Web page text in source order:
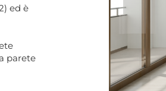
ed è
parete